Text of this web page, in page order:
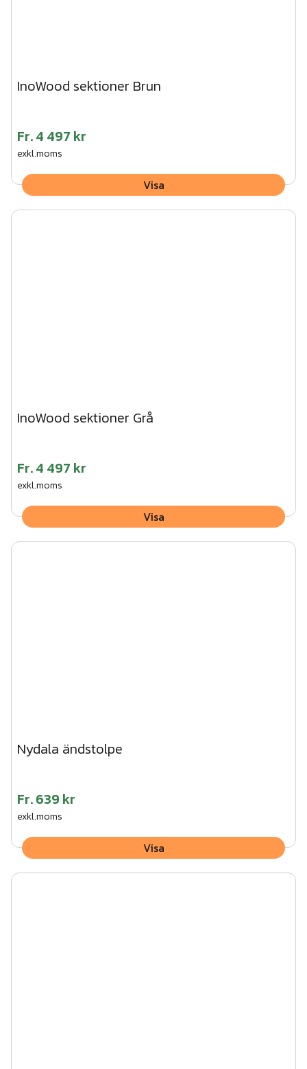
InoWood sektioner Brun
Fr.4 497 kr
exkl.moms
Visa
InoWood sektioner Grå
Fr.4 497 kr
exkl.moms
Visa
Nydala ändstolpe
Fr.639 kr
exkl.moms
Visa